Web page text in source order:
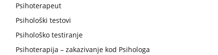
Psihoterapeut
Psihološki testovi
Psihološko testiranje
Psihoterapija – zakazivanje kod Psihologa